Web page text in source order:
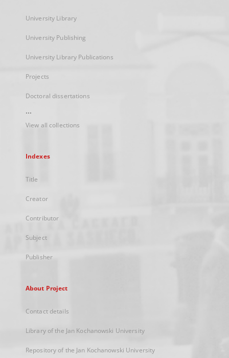
University Library
University Publishing
University Library Publications
Projects
Doctoral dissertations
...
View all collections
Indexes
Title
Creator
Contributor
Subject
Publisher
About Project
Contact details
Library of the Jan Kochanowski University
Repository of the Jan Kochanowski University